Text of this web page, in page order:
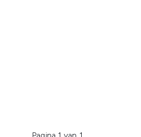
Pagina 1 van 1